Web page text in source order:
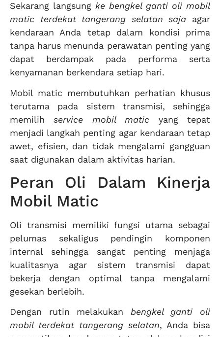
Sekarang langsung ke bengkel ganti oli mobil
matic terdekat tangerang selatan saja agar
kendaraan Anda tetap dalam kondisi prima
tanpa harus menunda perawatan penting yang
dapat berdampak pada performa serta
kenyamanan berkendara setiap hari.
Mobil matic membutuhkan perhatian khusus
terutama pada sistem transmisi, sehingga
memilihservice mobil matic yang tepat
menjadi langkah penting agar kendaraan tetap
awet, efisien, dan tidak mengalami gangguan
saat digunakan dalam aktivitas harian.
Peran Oli Dalam Kinerja
Mobil Matic
Oli transmisi memiliki fungsi utama sebagai
pelumas sekaligus pendingin komponen
internal sehingga sangat penting menjaga
kualitasnya agar sistem transmisi dapat
bekerja dengan optimal tanpa mengalami
gesekan berlebih.
Dengan rutin melakukan bengkel ganti oli
mobil terdekat tangerang selatan, Anda bisa